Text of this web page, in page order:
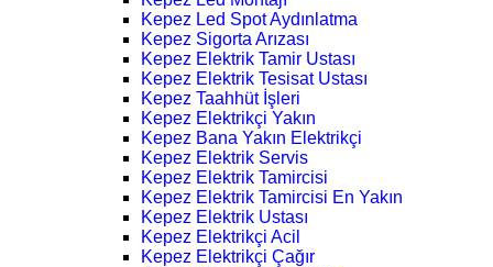
Kepez Led Spot Aydınlatma
Kepez Sigorta Arızası
Kepez Elektrik Tamir Ustası
Kepez Elektrik Tesisat Ustası
Kepez Taahhüt İşleri
Kepez Elektrikçi Yakın
Kepez Bana Yakın Elektrikçi
Kepez Elektrik Servis
Kepez Elektrik Tamircisi
Kepez Elektrik Tamircisi En Yakın
Kepez Elektrik Ustası
Kepez Elektrikçi Acil
Kepez Elektrikçi Çağır